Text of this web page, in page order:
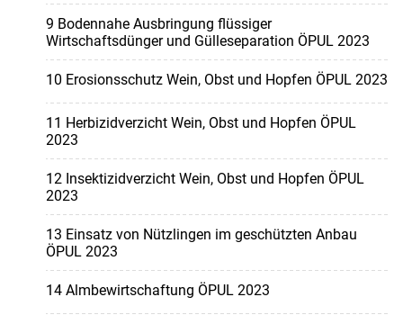
9 Bodennahe Ausbringung flüssiger
Wirtschaftsdünger und Gülleseparation ÖPUL 2023
10 Erosionsschutz Wein, Obst und Hopfen ÖPUL 2023
11 Herbizidverzicht Wein, Obst und Hopfen ÖPUL
2023
12 Insektizidverzicht Wein, Obst und Hopfen ÖPUL
2023
13 Einsatz von Nützlingen im geschützten Anbau
ÖPUL 2023
14 Almbewirtschaftung ÖPUL 2023